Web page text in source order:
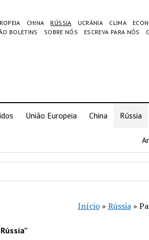
CHINA RÚSSIA UCRÂNIA CLIMA
BOLETINS SOBRE NÓS ESCREVA PARA NÓS
União Europeia China Rússia
Início» Rússia»